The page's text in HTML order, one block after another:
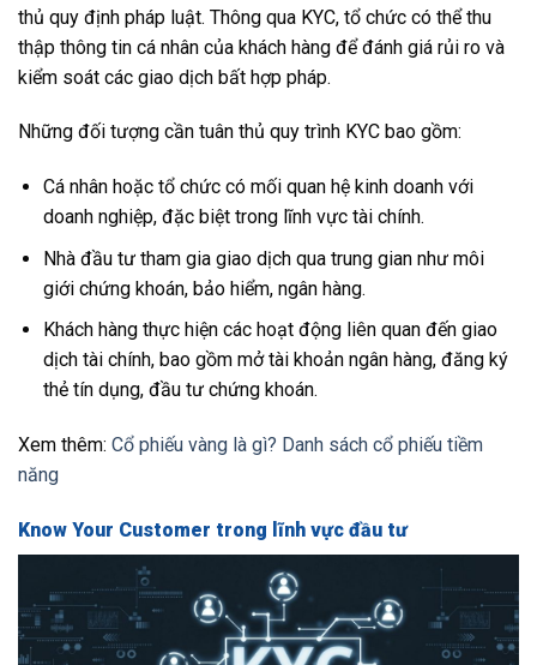
thủ quy định pháp luật. Thông qua KYC, tổ chức có thể thu
thập thông tin cá nhân của khách hàng để đánh giá rủi ro và
kiểm soát các giao dịch bất hợp pháp.
Những đối tượng cần tuân thủ quy trình KYC bao gồm:
Cá nhân hoặc tổ chức có mối quan hệ kinh doanh với
doanh nghiệp, đặc biệt trong lĩnh vực tài chính.
Nhà đầu tư tham gia giao dịch qua trung gian như môi
giới chứng khoán, bảo hiểm, ngân hàng.
Khách hàng thực hiện các hoạt động liên quan đến giao
dịch tài chính, bao gồm mở tài khoản ngân hàng, đăng ký
thẻ tín dụng, đầu tư chứng khoán.
Xem thêm: Cổ phiếu vàng là gì? Danh sách cổ phiếu tiềm
năng
Know Your Customer trong lĩnh vực đầu tư